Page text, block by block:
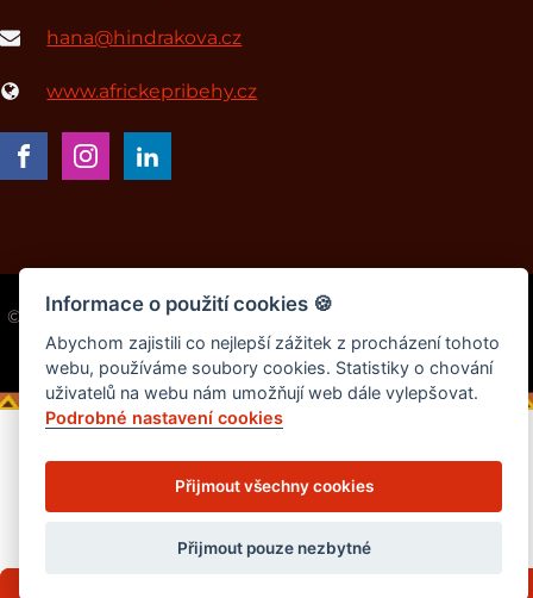
hana@hindrakova.cz
www.africkepribehy.cz
© 2014-2026 - Hana Hindráková | Všechna práva vyhrazena
Design byVyyt
Informace o použití cookies 🍪
Abychom zajistili co nejlepší zážitek z procházení tohoto
webu, používáme soubory cookies. Statistiky o chování
uživatelů na webu nám umožňují web dále vylepšovat.
Podrobné nastavení cookies
Přijmout všechny cookies
Přijmout pouze nezbytné